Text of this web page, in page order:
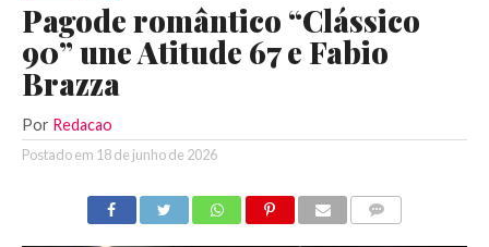
Pagode romântico “Clássico
90” une Atitude 67 e Fabio
Brazza
Por Redacao
Postado em 18 de junho de 2026